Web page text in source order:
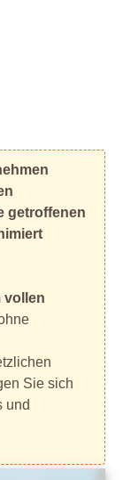
getroffenen
vollen
Sie sich
und